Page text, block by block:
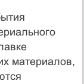
материалов,